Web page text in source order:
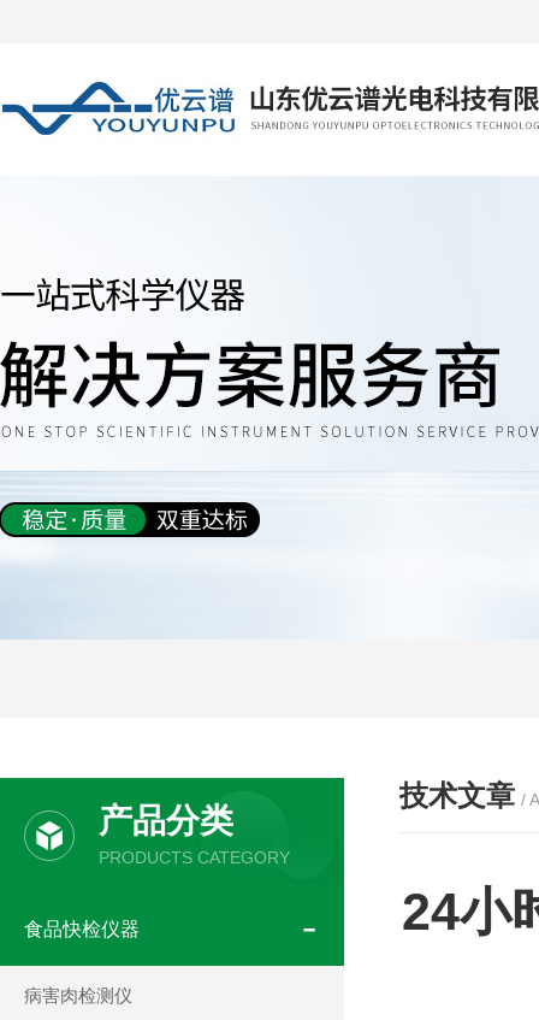
技术文章 /
24小
产品分类
PRODUCTS CATEGORY
食品快检仪器
病害肉检测仪